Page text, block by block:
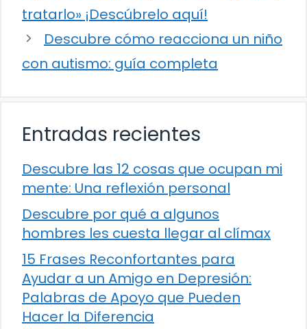
tratarlo» ¡Descúbrelo aquí!
Descubre cómo reacciona un niño
con autismo: guía completa
Entradas recientes
Descubre las 12 cosas que ocupan mi
mente: Una reflexión personal
Descubre por qué a algunos
hombres les cuesta llegar al clímax
15 Frases Reconfortantes para
Ayudar a un Amigo en Depresión:
Palabras de Apoyo que Pueden
Hacer la Diferencia